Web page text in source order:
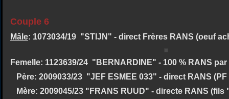
Couple 6
Mâle: 1073034/19 "STIJN" - direct Frères RANS (oeuf
Femelle: 1123639/24 "BERNARDINE" - 100 % RANS
Père: 2009033/23 "JEF ESMEE 033" - direct RANS
Mère: 2009045/23 "FRANS RUUD" - directe RANS (fils